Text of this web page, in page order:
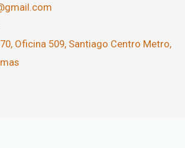
Oficina 509, Santiago Centro Metro,